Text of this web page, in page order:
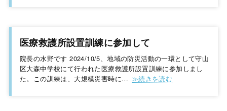
医療救護所設置訓練に参加して
院長の水野です 2024/10/5、地域の防災活動の一環として守山
区大森中学校にて行われた医療救護所設置訓練に参加しまし
た。この訓練は、大規模災害時に…